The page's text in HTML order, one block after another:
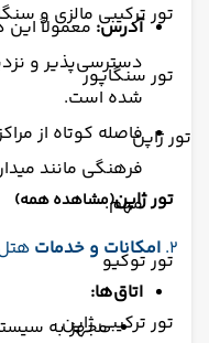
تور ترکیبی مالزی و
تور سنگاپور
تور ژاپن
تور ژاپن(مشاهده همه)
تور توکیو
تور ترکیبی ژاپن
آدرس: معمولاً
دسترسی‌پذیر و
شده است.
فاصله کوتاه از
فرهنگی مانند
مهم.
۲. امکانات و خدمات
اتاق‌ها:
مجهز به